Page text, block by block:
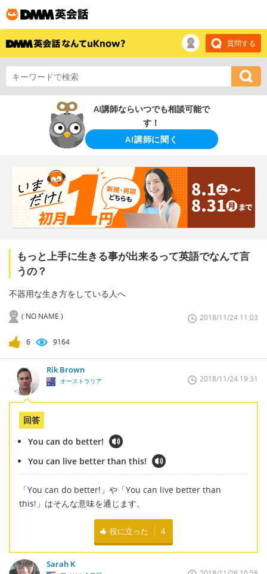
質問する
AI講師ならいつでも相談可能で
す！
AI講師に聞く
もっと上手に生きる事が出来るって英語でなんて言
うの？
不器用な生き方をしている人へ
( NO NAME ) 2018/11/24 11:03
6 9164
Rik Brown
オーストラリア 2018/11/24 19:31
回答
You can do better!
You can live better than this!
「You can do better!」や「You can live better than
this!」はそんな意味を通じます。
役に立った 4
Sarah K